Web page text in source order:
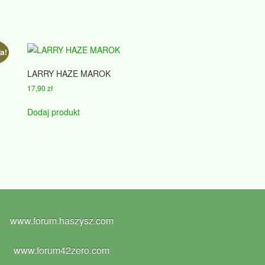
LARRY HAZE MAROK
17,90 zł
Dodaj produkt
www.forum.haszysz.com
www.forum42zero.com